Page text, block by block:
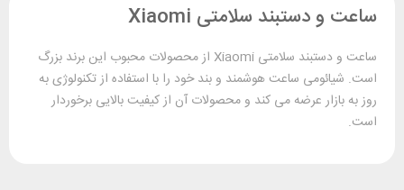
ساعت و دستبند سلامتی Xiaomi
ساعت و دستبند سلامتی Xiaomi از محصولات محبوب این برند بزرگ
است. شیائومی ساعت هوشمند و بند خود را با استفاده از تکنولوژی به
روز به بازار عرضه می کند و محصولات آن از کیفیت بالایی برخوردار
است.